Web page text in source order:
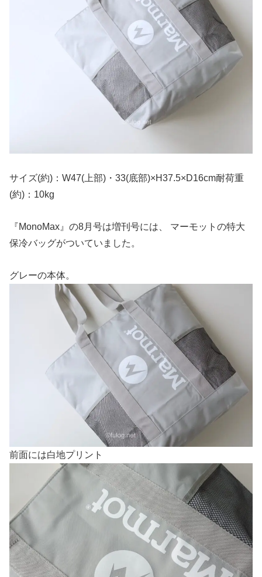
サイズ(約)：W47(上部)・33(底部)×H37.5×D16cm耐荷重
(約)：10kg
『MonoMax』の8月号は増刊号には、 マーモットの特大
保冷バッグがついていました。
グレーの本体。
前面には白地プリント